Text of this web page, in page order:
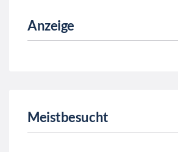
Anzeige
Meistbesucht